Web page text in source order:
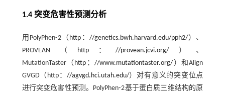
1.4 突变危害性预测分析
用PolyPhen⁃2（ http：//genetics.bwh.harvard.edu/pph2/）、
PROVEAN（ http：//provean.jcvi.org/ ）、
MutationTaster（ http：//www.mutationtaster.org/ ）和Align
GVGD（ http：//agvgd.hci.utah.edu/）对有意义的突变位点
进行突变危害性预测。PolyPhen⁃2基于蛋白质三维结构的原